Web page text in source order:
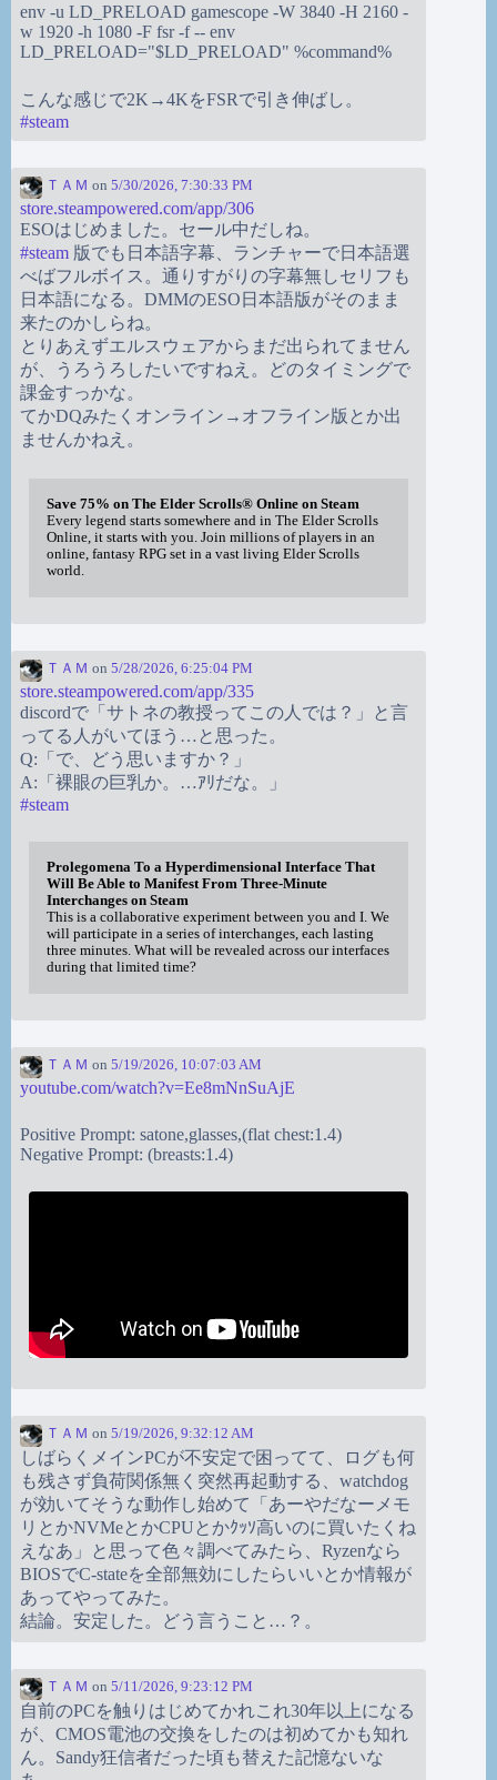
env -u LD_PRELOAD gamescope -W 3840 -H 2160 -
w 1920 -h 1080 -F fsr -f -- env
LD_PRELOAD="$LD_PRELOAD" %command%
こんな感じで2K→4KをFSRで引き伸ばし。
#steam
ＴＡＭ on 5/30/2026, 7:30:33 PM
store.steampowered.com/app/306
ESOはじめました。セール中だしね。
#steam 版でも日本語字幕、ランチャーで日本語選
べばフルボイス。通りすがりの字幕無しセリフも
日本語になる。DMMのESO日本語版がそのまま
来たのかしらね。
とりあえずエルスウェアからまだ出られてません
が、うろうろしたいですねえ。どのタイミングで
課金すっかな。
てかDQみたくオンライン→オフライン版とか出
ませんかねえ。
Save 75% on The Elder Scrolls® Online on Steam
Every legend starts somewhere and in The Elder Scrolls
Online, it starts with you. Join millions of players in an
online, fantasy RPG set in a vast living Elder Scrolls
world.
ＴＡＭ on 5/28/2026, 6:25:04 PM
store.steampowered.com/app/335
discordで「サトネの教授ってこの人では？」と言
ってる人がいてほう…と思った。
Q:「で、どう思いますか？」
A:「裸眼の巨乳か。…ｱﾘだな。」
#steam
Prolegomena To a Hyperdimensional Interface That
Will Be Able to Manifest From Three-Minute
Interchanges on Steam
This is a collaborative experiment between you and I. We
will participate in a series of interchanges, each lasting
three minutes. What will be revealed across our interfaces
during that limited time?
ＴＡＭ on 5/19/2026, 10:07:03 AM
youtube.com/watch?v=Ee8mNnSuAjE
Positive Prompt: satone,glasses,(flat chest:1.4)
Negative Prompt: (breasts:1.4)
ＴＡＭ on 5/19/2026, 9:32:12 AM
しばらくメインPCが不安定で困ってて、ログも何
も残さず負荷関係無く突然再起動する、watchdog
が効いてそうな動作し始めて「あーやだなーメモ
リとかNVMeとかCPUとかｸｯｿ高いのに買いたくね
えなあ」と思って色々調べてみたら、Ryzenなら
BIOSでC-stateを全部無効にしたらいいとか情報が
あってやってみた。
結論。安定した。どう言うこと…？。
ＴＡＭ on 5/11/2026, 9:23:12 PM
自前のPCを触りはじめてかれこれ30年以上になる
が、CMOS電池の交換をしたのは初めてかも知れ
ん。Sandy狂信者だった頃も替えた記憶ないな